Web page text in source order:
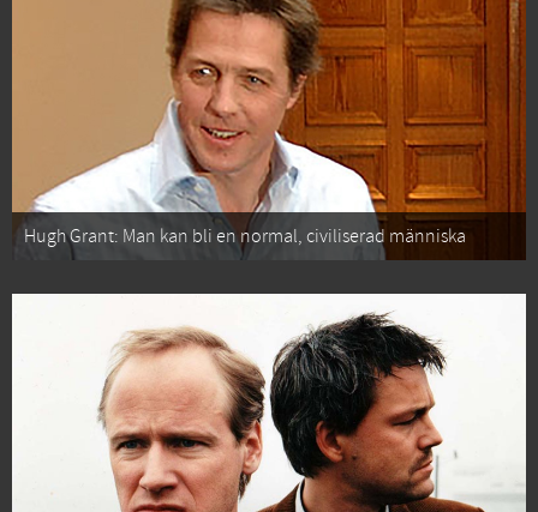
Hugh Grant: Man kan bli en normal, civiliserad människa